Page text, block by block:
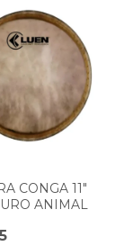
CONGA 11"
ANIMAL